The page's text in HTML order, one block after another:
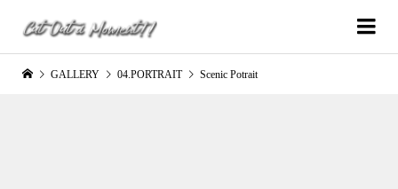
GALLERY 04.PORTRAIT Scenic Potrait